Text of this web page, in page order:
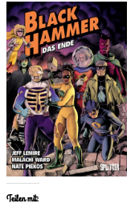
Teilen mit: